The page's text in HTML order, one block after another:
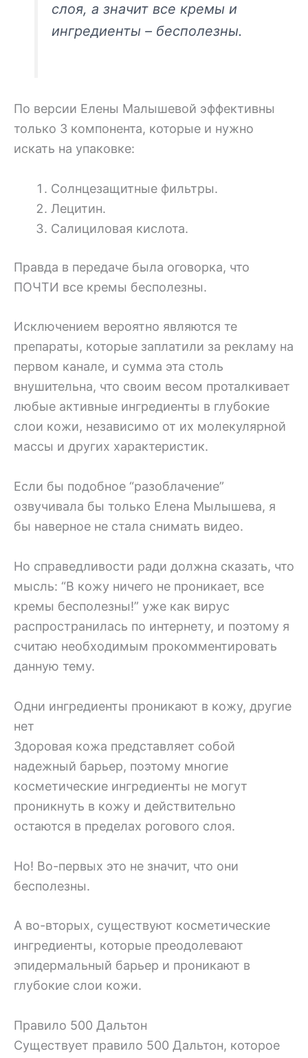
слоя, а значит все кремы и
ингредиенты – бесполезны.
По версии Елены Малышевой эффективны
только 3 компонента, которые и нужно
искать на упаковке:
Солнцезащитные фильтры.
Лецитин.
Салициловая кислота.
Правда в передаче была оговорка, что
ПОЧТИ все кремы бесполезны.
Исключением вероятно являются те
препараты, которые заплатили за рекламу на
первом канале, и сумма эта столь
внушительна, что своим весом проталкивает
любые активные ингредиенты в глубокие
слои кожи, независимо от их молекулярной
массы и других характеристик.
Если бы подобное “разоблачение”
озвучивала бы только Елена Мылышева, я
бы наверное не стала снимать видео.
Но справедливости ради должна сказать, что
мысль: “В кожу ничего не проникает, все
кремы бесполезны!” уже как вирус
распространилась по интернету, и поэтому я
считаю необходимым прокомментировать
данную тему.
Одни ингредиенты проникают в кожу, другие
нет
Здоровая кожа представляет собой
надежный барьер, поэтому многие
косметические ингредиенты не могут
проникнуть в кожу и действительно
остаются в пределах рогового слоя.
Но! Во-первых это не значит, что они
бесполезны.
А во-вторых, существуют косметические
ингредиенты, которые преодолевают
эпидермальный барьер и проникают в
глубокие слои кожи.
Правило 500 Дальтон
Существует правило 500 Дальтон, которое